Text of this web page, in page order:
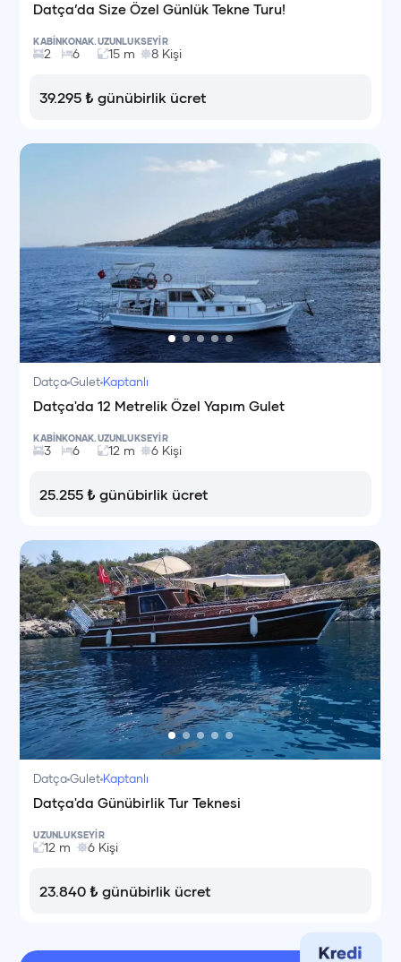
Datça’da Size Özel Günlük Tekne Turu!
KABİN
2
KONAK.
6
UZUNLUK
15 m
SEYİR
8 Kişi
39.295 ₺ günübirlik ücret
DatçaGulet Kaptanlı
Datça'da 12 Metrelik Özel Yapım Gulet
KABİN
3
KONAK.
6
UZUNLUK
12 m
SEYİR
6 Kişi
25.255 ₺ günübirlik ücret
DatçaGulet Kaptanlı
Datça'da Günübirlik Tur Teknesi
UZUNLUK
12 m
SEYİR
6 Kişi
23.840 ₺ günübirlik ücret